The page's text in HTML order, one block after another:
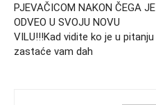
PJEVAČICOM NAKON ČEGA JE
ODVEO U SVOJU NOVU
VILU!!!Kad vidite ko je u pitanju
zastaće vam dah